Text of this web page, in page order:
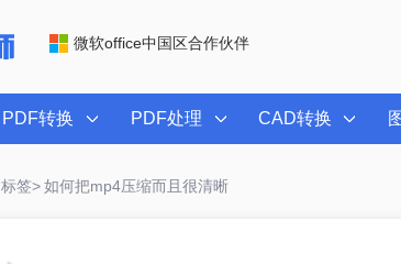
微软office中国区合作伙伴
PDF转换 PDF处理 CAD转换
标签> 如何把mp4压缩而且很清晰